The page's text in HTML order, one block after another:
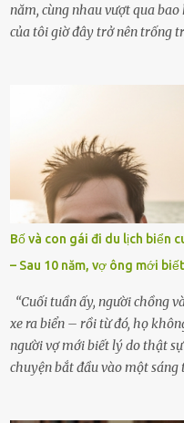
năm, cùng nhau vượt qua
của tôi giờ đây trở nên trống
rơi vào khoảng trống vô tận,
ngồi lặng lẽ nhớ về cô ấy.
chìm đắm trong đau khổ. Họ
thiết đã đến bên, giúp tôi tổ
ngày giỗ đầu tiên của vợ, 49
mãi.Buổi sáng hôm đó, sau
sắp xếp lại bàn thờ vợ. Mọi
đó kỳ lạ mà tôi không thể
cúi xuống lau chùi bát
tôi giật mình. Và rồi, một
Bố và con gái đi du lịch biển
– Sau 10 năm, vợ ông mới
“Cuối tuần ấy, người chồng
xe ra biển – rồi từ đó, họ
người vợ mới biết lý do thật
chuyện bắt đầu vào một